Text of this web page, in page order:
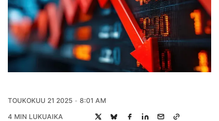
TOUKOKUU 21 2025 8:01 AM
4 MIN LUKUAIKA